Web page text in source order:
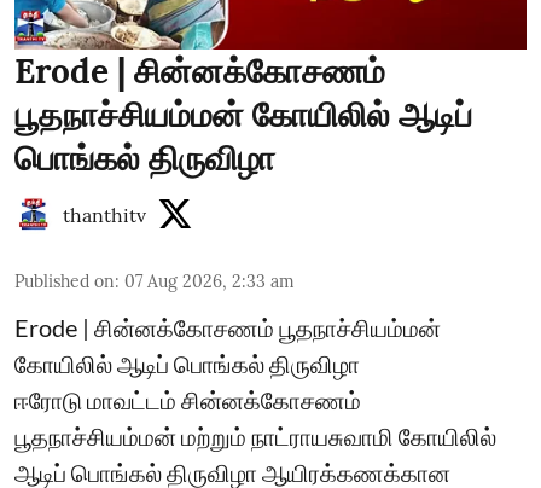
Erode | சின்னக்கோசணம்
பூதநாச்சியம்மன் கோயிலில் ஆடிப்
பொங்கல் திருவிழா
thanthitv
Published on: 07 Aug 2026, 2:33 am
Erode | சின்னக்கோசணம் பூதநாச்சியம்மன்
கோயிலில் ஆடிப் பொங்கல் திருவிழா
ஈரோடு மாவட்டம் சின்னக்கோசணம்
பூதநாச்சியம்மன் மற்றும் நாட்ராயசுவாமி கோயிலில்
ஆடிப் பொங்கல் திருவிழா ஆயிரக்கணக்கான